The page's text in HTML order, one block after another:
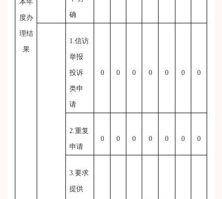
本年
度办
理结
果
确
1.信访
举报
投诉
类申
请
0 0 0 0 0 0 0
2.重复
申请
0 0 0 0 0 0 0
3.要求
提供